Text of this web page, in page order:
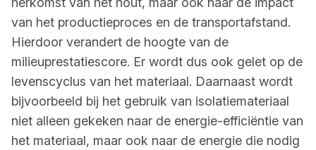
van het productieproces en de transportafstand.
Hierdoor verandert de hoogte van de
milieuprestatiescore. Er wordt dus ook gelet op de
levenscyclus van het materiaal. Daarnaast wordt
bijvoorbeeld bij het gebruik van isolatiemateriaal
niet alleen gekeken naar de energie-efficiëntie van
het materiaal, maar ook naar de energie die nodig